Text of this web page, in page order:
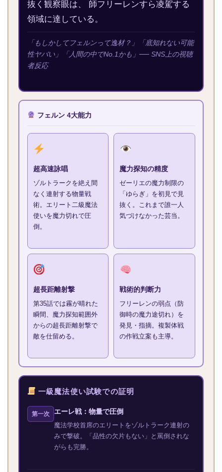
抜く観察眼は、 師フリーレンすら凌駕する
領域に達している。
「もしかしてフェルンって逸材？」「底知れない可能
性ヤバい」「人間の中でNo.1かも」── SNS上の視聴
者反応
フェルン 4大能力
超高速詠唱
ゾルトラークを絶え間
なく連射する物量戦
術。エリート二級魔法
使いを魔力切れで圧
倒。
魔力探知の精度
ゼーリエの魔力制限の
「ゆらぎ」を初見で見
抜く。これまで誰一人
気づけなかった芸当。
超長距離射撃
第35話では霧が晴れた
瞬間、魔力探知範囲外
からの超長距離射撃で
敵を仕留める。
戦術的判断力
フリーレンの弱点（防
御時の魔力途切れ）を
発見・指摘。複製体戦
の作戦立案も主導。
一級魔法使い試験での証明
第一次 エーレ戦：物量で圧倒
魔法学校首席のエリートをゾルトラーク連射の
みで撃破。「品性の欠片もない」と罵倒されな
がらも完勝。